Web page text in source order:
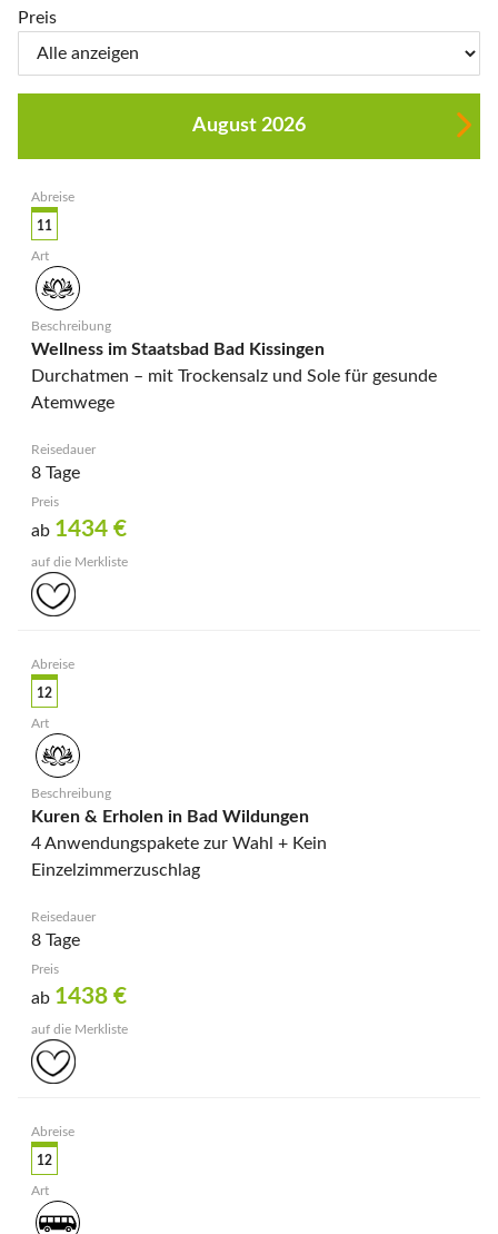
Preis
August 2026
11
Wellness im Staatsbad Bad Kissingen
Durchatmen – mit Trockensalz und Sole für gesunde
Atemwege
8 Tage
ab 1434 €
12
Kuren & Erholen in Bad Wildungen
4 Anwendungspakete zur Wahl + Kein
Einzelzimmerzuschlag
8 Tage
ab 1438 €
12